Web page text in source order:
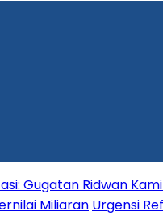
Gugatan Ridwan
Miliaran Urgensi